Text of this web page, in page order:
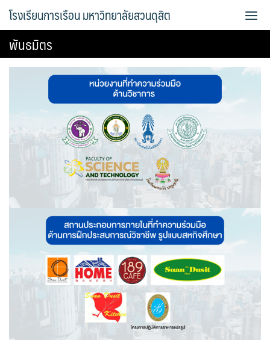
content
Bread Exclusive
Cake Exclusive
Sample Page
การจัดการความรู้ (KM)
ข้อมูลติดต่อและการเดินทาง
ขั้นตอน/แนวทางการปฏิบัติงาน
คณะกรรมการประจำโรงเรียนการเรือน
โรงเรียนการเรือน มหาวิทยาลัยสวนดุสิต
พันธมิตร